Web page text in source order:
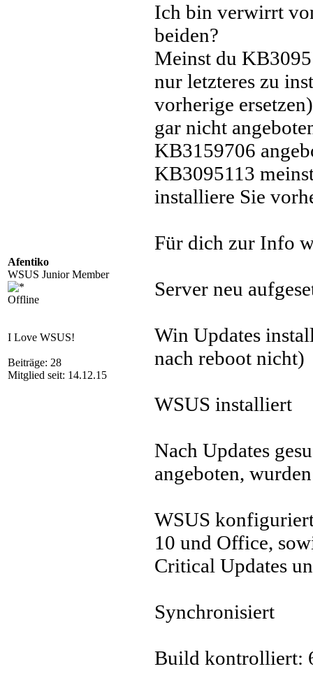
Afentiko
WSUS Junior Member
Offline
I Love WSUS!
Beiträge: 28
Mitglied seit: 14.12.15
Ich bin verwirrt
beiden?
Meinst du
nur letzteres zu
vorherige
gar nicht
KB3159706
KB3095113
installiere Sie
Für dich zur Info
Server neu
Win Updates
nach reboot nicht)
WSUS installiert
Nach Updates
angeboten,
WSUS
10 und Office,
Critical Updates
Synchronisiert
Build kontrolliert: